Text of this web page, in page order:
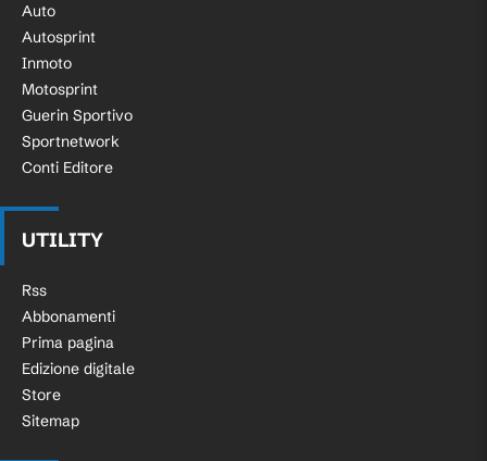
Auto
Autosprint
Inmoto
Motosprint
Guerin Sportivo
Sportnetwork
Conti Editore
UTILITY
Rss
Abbonamenti
Prima pagina
Edizione digitale
Store
Sitemap